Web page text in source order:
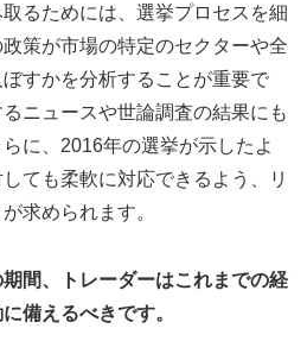
るためには、選挙プロセスを細
策が市場の特定のセクターや全
すかを分析することが重要で
ニュースや世論調査の結果にも
に、2016年の選挙が示したよ
ても柔軟に対応できるよう、リ
求められます。
間、トレーダーはこれまでの経
備えるべきです。